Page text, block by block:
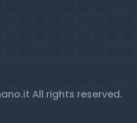
All rights reserved.